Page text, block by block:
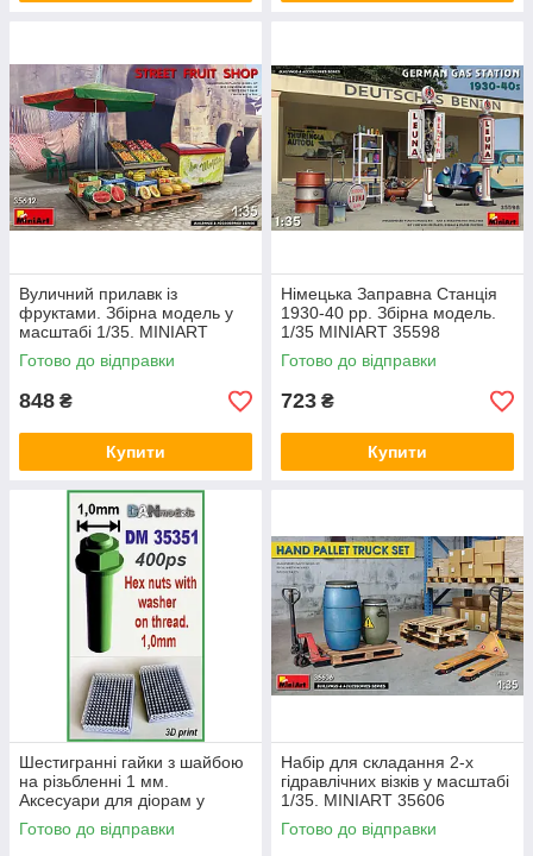
Вуличний прилавк із
фруктами. Збірна модель у
масштабі 1/35. MINIART
35612
Готово до відправки
848 ₴
Купити
Німецька Заправна Станція
1930-40 рр. Збірна модель.
1/35 MINIART 35598
Готово до відправки
723 ₴
Купити
Шестигранні гайки з шайбою
на різьбленні 1 мм.
Аксесуари для діорам у
масштабі 1/35. DANMODELS
DM35351
Готово до відправки
Набір для складання 2-х
гідравлічних візків у масштабі
1/35. MINIART 35606
Готово до відправки